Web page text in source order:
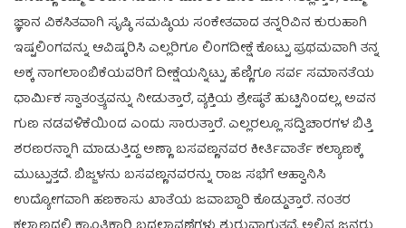
ಜ್ಞಾನ ವಿಕಸಿತವಾಗಿ ಸೃಷ್ಠಿ ಸಮಷ್ಠಿಯ ಸಂಕೇತವಾದ ತನ್ನರಿವಿನ ಕುರುಹಾಗಿ
ಇಷ್ಟಲಿಂಗವನ್ನು ಆವಿಷ್ಕರಿಸಿ ಎಲ್ಲರಿಗೂ ಲಿಂಗದೀಕ್ಷೆ ಕೊಟ್ಟು ಪ್ರಥಮವಾಗಿ ತನ್ನ
ಅಕ್ಕ ನಾಗಲಾಂಬಿಕೆಯವರಿಗೆ ದೀಕ್ಷೆಯನ್ನಿಟ್ಟು, ಹೆಣ್ಣಿಗೂ ಸರ್ವ ಸಮಾನತೆಯ
ಧಾರ್ಮಿಕ ಸ್ವಾತಂತ್ರ್ಯವನ್ನು ನೀಡುತ್ತಾರೆ, ವ್ಯಕ್ತಿಯ ಶ್ರೇಷ್ಠತೆ ಹುಟ್ಟಿನಿಂದಲ್ಲ, ಅವನ
ಗುಣ ನಡವಳಿಕೆಯಿಂದ ಎಂದು ಸಾರುತ್ತಾರೆ. ಎಲ್ಲರಲ್ಲೂ ಸದ್ವಿಚಾರಗಳ ಬಿತ್ತಿ
ಶರಣರನ್ನಾಗಿ ಮಾಡುತ್ತಿದ್ದ ಅಣ್ಣಾ ಬಸವಣ್ಣನವರ ಕೀರ್ತಿವಾರ್ತೆ ಕಲ್ಯಾಣಕ್ಕೆ
ಮುಟ್ಟುತ್ತದೆ. ಬಿಜ್ಜಳನು ಬಸವಣ್ಣನವರನ್ನು ರಾಜ ಸಭೆಗೆ ಆಹ್ವಾನಿಸಿ
ಉದ್ಯೋಗವಾಗಿ ಹಣಕಾಸು ಖಾತೆಯ ಜವಾಬ್ದಾರಿ ಕೊಡ್ಡುತ್ತಾರೆ. ನಂತರ